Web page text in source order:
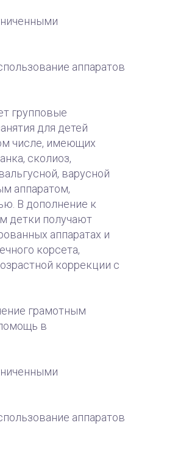
аппаратов
групповые
для детей
числе, имеющих
сколиоз,
варусной
аппаратом,
В дополнение к
детки получают
аппаратах и
корсета,
коррекции с
грамотным
в
аппаратов